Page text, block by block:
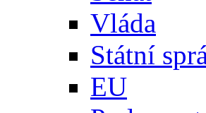
Vláda
Státní
EU